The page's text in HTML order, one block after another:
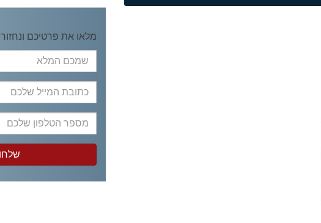
מלאו את פרטיכם
שמכם
המלא
כתובת
המייל
שלכם
מספר
הטלפון
שלכם